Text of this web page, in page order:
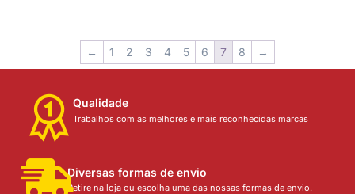
← 1 2 3 4 5 6 7 8 →
Qualidade
Trabalhos com as melhores e mais reconhecidas marcas
Diversas formas de envio
Retire na loja ou escolha uma das nossas formas de envio.